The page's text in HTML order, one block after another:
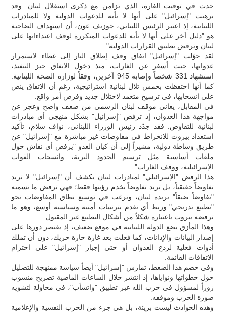
حدث في توقيت الغارة، الذي تزامن مع ذكرى استقلال لبنان. وقد
برهنت "إسرائيل" على أنها لا تأبه للدعوات الدولية ولا للمبادرات
اللبنانية، إذ اعتبر الرئيس اللبناني، جوزيف عون، أن استهداف الضاحية
هو "دليل آخر على أنها لا تأبه للدعوات المتكررة لوقف اعتداءاتها على
لبنان وترفض تطبيق القرارات الدولية".
لقد حوّلت "إسرائيل" اتفاق وقف إطلاق النار إلى غطاء لاستمرار
عدوانها، حيث أسفر عن الغارات، منذ دخول الاتفاق حيز التنفيذ،
استشهاد 331 شخصاً وإصابة 945 آخرين، وفقاً لوزارة الصحة اللبنانية.
كما أنها احتفظت بخمس تلال لبنانية استراتيجية، رغم أن الاتفاق ينص
على انسحابها، في ترسيخ متعمد لاحتلال جديد وفرض أمر واقع.
في المقابل، يعاني موقف لبنان الرسمي من ضعف واضح وعجز عن
مواجهة هذا العدوان، إذ ترفض "إسرائيل" بشكل منهجي أي مبادرات
لبنانية للتفاوض. فقد جدّد رئيس الوزراء اللبناني، نواف سلام، تأكيد
استعداد بيروت للانخراط في مفاوضات غير مباشرة مع "إسرائيل" عن
طريق وساطة دولية، مشيراً إلى أن كيان العدو "يرفض أي نقاش حول
ملفات أساسية مثل ترسيم الحدود البرية، وانسحاب القوات
الإسرائيلية، ووقف الغارات".
هذا الرفض "الإسرائيلي" لمبادرات لبنان يكشف أن "إسرائيل" لا تريد
تفاوضاً حقيقياً، بل تريد تفاوضاً يخدم رؤيتها فقط؛ فهي ترفض ما تسميه
"تفاوضاً ضيقاً" يريده لبنان، وترغب في توسيع نطاق المفاوضات نحو
"تطبيع تدريجي" وربط أي تقدم بترتيبات أمنية وسياسية أوسع، وهو ما
ترفضه بيروت باعتباره شكلاً من أشكال التطبيع غير المقبول.
وهذا المأزق يضع الدولة اللبنانية في موقع ضعيف، إذ يقتصر دورها على
إصدار البيانات والإدانات، كما فعلت بعد غارة حارة حريك، دون أن تملك
أدوات فعلية لردع العدوان أو حتى إجبار "إسرائيل" على احترام
الاتفاقات القائمة.
وفي خضم هذا الضغط، تمارس "إسرائيل" أيضاً سياسة ممنهجة للتضليل
حول خطواتها ونواياها، إذ انتشر خلال الساعات الماضية تصريح منسوب
زوراً لمسؤول في حزب الله عبر تطبيق "واتسأب"، في محاولة لتشويه
صورة الحزب وموقفه.
وهذه الحوادث ليست بريئة، بل هي جزء من الحرب النفسية والإعلامية